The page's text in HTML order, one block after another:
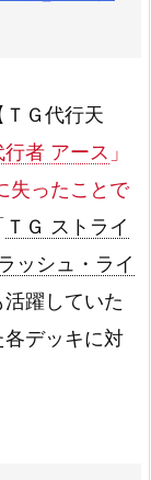
Ｇ代行天
者 アース 」
失ったことで
ＴＧ ストライ
ッシュ・ライ
躍していた
デッキに対